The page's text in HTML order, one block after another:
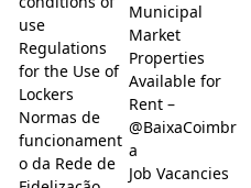
use
Regulations
for the Use of
Lockers
Normas de
funcionament
o da Rede de
Municipal
Market
Properties
Available for
Rent –
@BaixaCoimbr
a
Job Vacancies